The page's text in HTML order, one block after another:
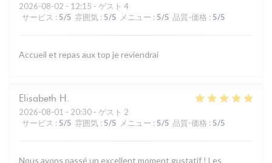
2026-08-02 - 12:15 - ゲスト 4
サービス : 5/5 雰囲気 : 5/5 メニュー : 5/5 品質-価格 : 5/5
Accueil et repas aux top je reviendrai
Elisabeth H
2026-08-01 - 20:30 - ゲスト 2
サービス : 5/5 雰囲気 : 5/5 メニュー : 5/5 品質-価格 : 5/5
Nous avons passé un excellent moment gustatif ! Les